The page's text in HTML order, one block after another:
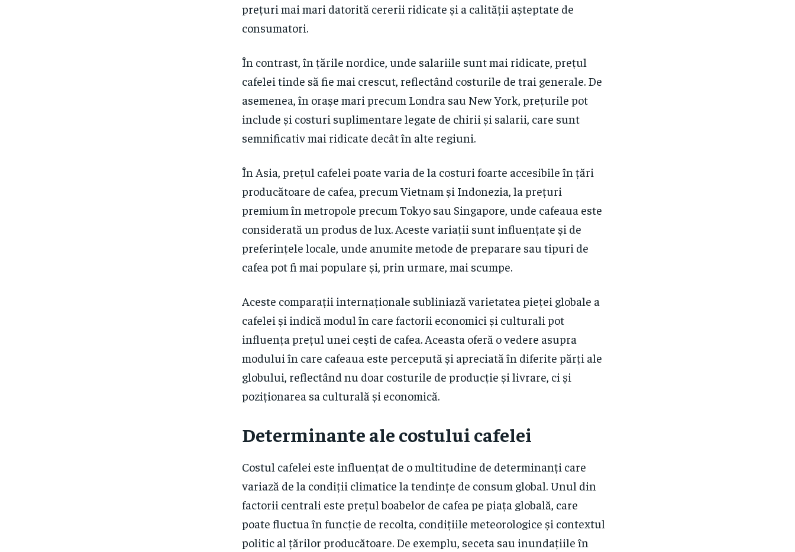
prețuri mai mari datorită cererii ridicate și a calității așteptate de
consumatori.
În contrast, în țările nordice, unde salariile sunt mai ridicate, prețul
cafelei tinde să fie mai crescut, reflectând costurile de trai generale. De
asemenea, în orașe mari precum Londra sau New York, prețurile pot
include și costuri suplimentare legate de chirii și salarii, care sunt
semnificativ mai ridicate decât în alte regiuni.
În Asia, prețul cafelei poate varia de la costuri foarte accesibile în țări
producătoare de cafea, precum Vietnam și Indonezia, la prețuri
premium în metropole precum Tokyo sau Singapore, unde cafeaua este
considerată un produs de lux. Aceste variații sunt influențate și de
preferințele locale, unde anumite metode de preparare sau tipuri de
cafea pot fi mai populare și, prin urmare, mai scumpe.
Aceste comparații internaționale subliniază varietatea pieței globale a
cafelei și indică modul în care factorii economici și culturali pot
influența prețul unei cești de cafea. Aceasta oferă o vedere asupra
modului în care cafeaua este percepută și apreciată în diferite părți ale
globului, reflectând nu doar costurile de producție și livrare, ci și
poziționarea sa culturală și economică.
Determinante ale costului cafelei
Costul cafelei este influențat de o multitudine de determinanți care
variază de la condiții climatice la tendințe de consum global. Unul din
factorii centrali este prețul boabelor de cafea pe piața globală, care
poate fluctua în funcție de recolta, condițiile meteorologice și contextul
politic al țărilor producătoare. De exemplu, seceta sau inundațiile în